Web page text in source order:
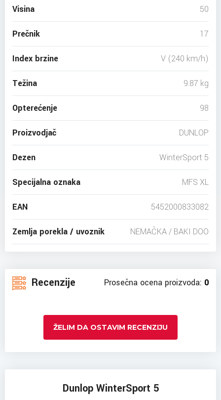
Visina 50
Prečnik 17
Index brzine V (240 km/h)
Težina 9.87 kg
Opterećenje 98
Proizvodjač DUNLOP
Dezen WinterSport 5
Specijalna oznaka MFS XL
EAN 5452000833082
Zemlja porekla / uvoznik NEMAČKA / BAKI DOO
Recenzije Prosečna ocena proizvoda: 0
ŽELIM DA OSTAVIM RECENZIJU
Dunlop WinterSport 5